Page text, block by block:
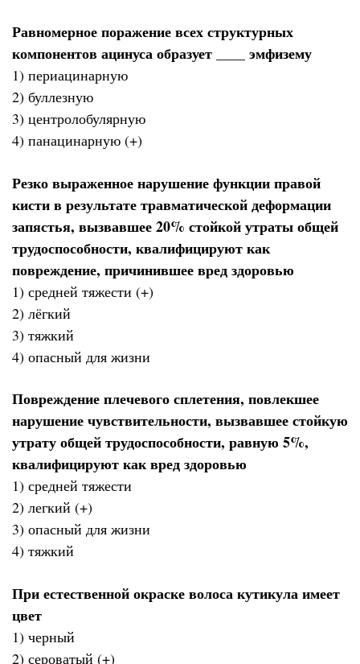
Равномерное поражение всех структурных
компонентов ацинуса образует ____ эмфизему
1) периацинарную
2) буллезную
3) центролобулярную
4) панацинарную (+)
Резко выраженное нарушение функции правой
кисти в результате травматической деформации
запястья, вызвавшее 20% стойкой утраты общей
трудоспособности, квалифицируют как
повреждение, причинившее вред здоровью
1) средней тяжести (+)
2) лёгкий
3) тяжкий
4) опасный для жизни
Повреждение плечевого сплетения, повлекшее
нарушение чувствительности, вызвавшее стойкую
утрату общей трудоспособности, равную 5%,
квалифицируют как вред здоровью
1) средней тяжести
2) легкий (+)
3) опасный для жизни
4) тяжкий
При естественной окраске волоса кутикула имеет
цвет
1) черный
2) сероватый (+)